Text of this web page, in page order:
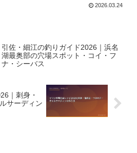
2026.03.24
引佐・細江の釣りガイド2026｜浜名
湖最奥部の穴場スポット・コイ・フ
ナ・シーバス
｜刺身・
サーディン